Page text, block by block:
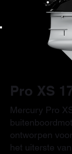
Pro XS
Mercury Pro
ontworpen
het uiterste